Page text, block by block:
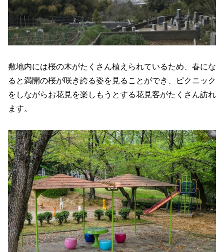
敷地内には桜の木がたくさん植えられているため、春にな
ると満開の桜が咲き誇る姿を見ることができ、ピクニック
をしながらお花見を楽しもうとする花見客がたくさん訪れ
ます。